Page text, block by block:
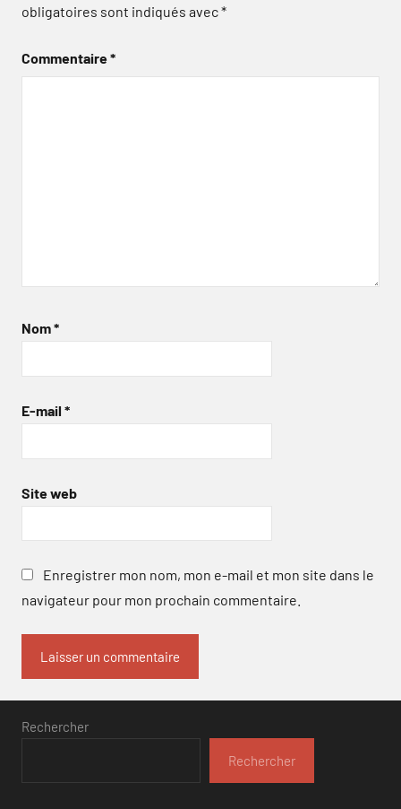
obligatoires sont indiqués avec*
Commentaire*
Nom*
E-mail *
Site web
Enregistrer mon nom, mon e-mail et mon site dans le
navigateur pour mon prochain commentaire.
Rechercher
Rechercher